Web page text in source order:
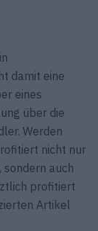
damit eine
eines
über die
Werden
nicht nur
auch
profitiert
Artikel